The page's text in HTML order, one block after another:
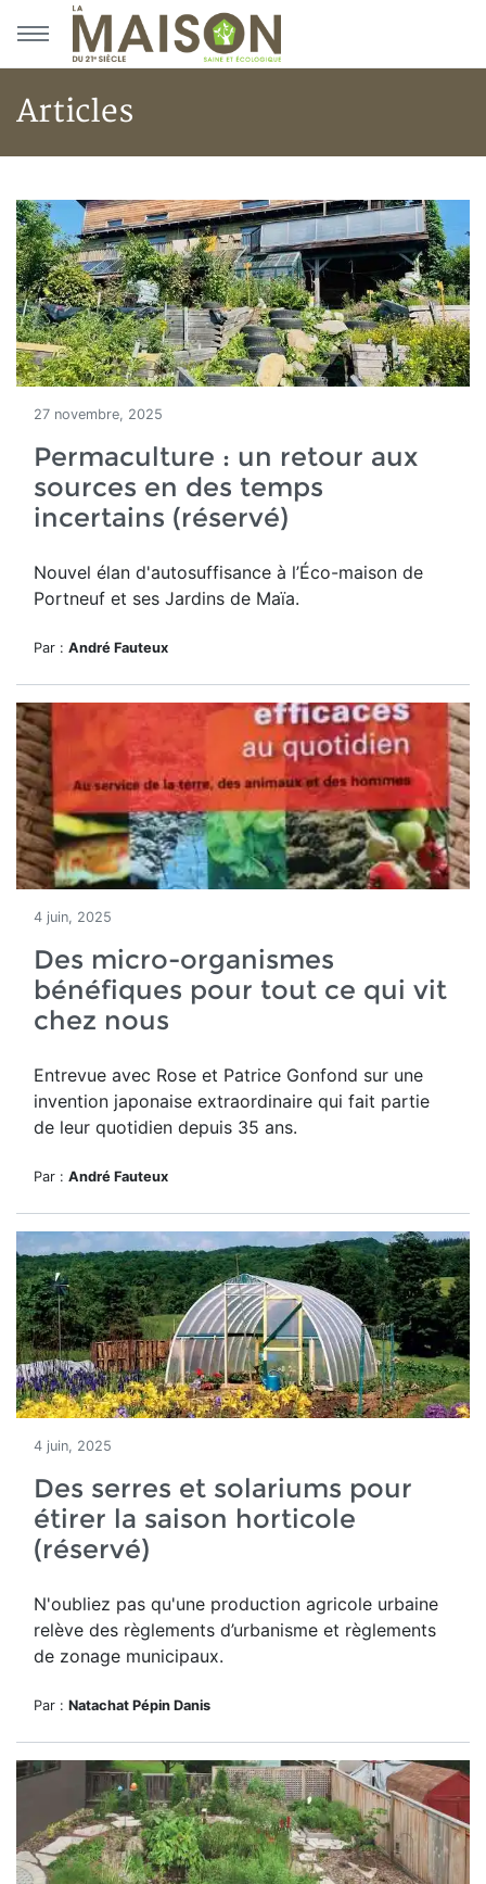
Aller au menu principal
Aller au contenu principal
Articles
Articles
27 novembre, 2025
Permaculture : un retour aux
sources en des temps
incertains (réservé)
Nouvel élan d'autosuffisance à l’Éco-maison de
Portneuf et ses Jardins de Maïa.
Par : André Fauteux
4 juin, 2025
Des micro-organismes
bénéfiques pour tout ce qui vit
chez nous
Entrevue avec Rose et Patrice Gonfond sur une
invention japonaise extraordinaire qui fait partie
de leur quotidien depuis 35 ans.
Par : André Fauteux
4 juin, 2025
Des serres et solariums pour
étirer la saison horticole
(réservé)
N'oubliez pas qu'une production agricole urbaine
relève des règlements d’urbanisme et règlements
de zonage municipaux.
Par : Natachat Pépin Danis